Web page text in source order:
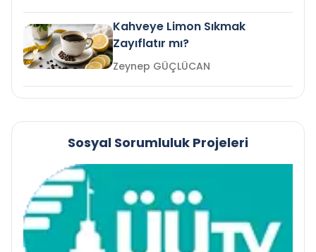
Kahveye Limon Sıkmak
Zayıflatır mı?
Zeynep GÜÇLÜCAN
Sosyal Sorumluluk Projeleri